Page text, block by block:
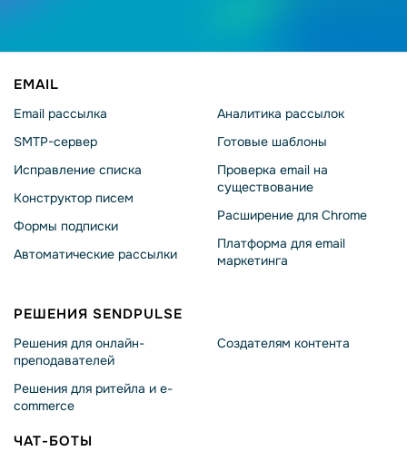
EMAIL
Email рассылка
SMTP-сервер
Исправление списка
Конструктор писем
Формы подписки
Автоматические рассылки
Аналитика рассылок
Готовые шаблоны
Проверка email на
существование
Расширение для Chrome
Платформа для email
маркетинга
РЕШЕНИЯ SENDPULSE
Решения для онлайн-
преподавателей
Решения для ритейла и e-
commerce
Создателям контента
ЧАТ-БОТЫ